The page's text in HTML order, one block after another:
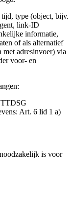
type (object, bijv.
link-ID
informatie,
of als alternatief
met adresinvoer) via
voor- en
Art. 6 lid 1 a)
is voor